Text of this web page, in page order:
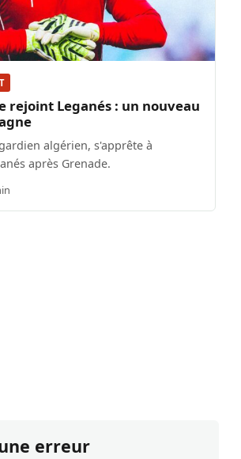
rejoint Leganés : un nouveau
algérien, s'apprête à
après Grenade.
erreur